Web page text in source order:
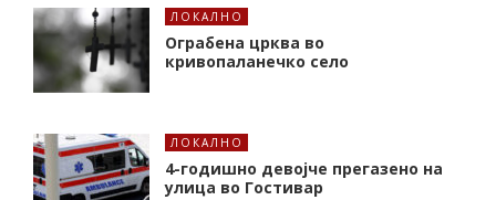
ЛОКАЛНО
Ограбена црква во
кривопаланечко село
ЛОКАЛНО
4-годишно девојче прегазено на
улица во Гостивар